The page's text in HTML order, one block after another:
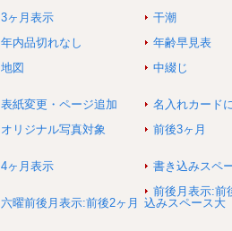
3ヶ月表示
干潮
年内品切れなし
年齢早見表
地図
中綴じ
表紙変更・ページ追加
名入れカード
オリジナル写真対象
前後3ヶ月
4ヶ月表示 書き込みスペ
六曜前後月表示:前後2ヶ月
前後月表示:前
込みスペース大